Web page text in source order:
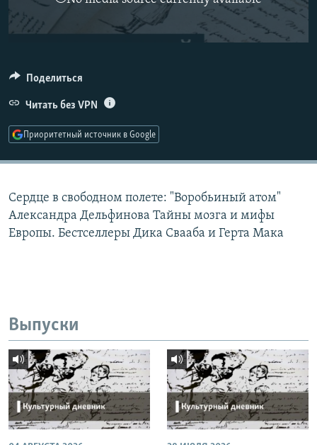
РАСПИСАНИЕ ВЕЩАНИЯ
ПОДПИШИТЕСЬ НА РАССЫЛКУ
СОЦИАЛЬНЫЕ СЕТИ
Поделиться
Читать без VPN
Приоритетный источник в Google
Сердце в свободном полете: "Воробьиный атом"
Александра Дельфинова Тайны мозга и мифы
Европы. Бестселлеры Дика Свааба и Герта Мака
Выпуски